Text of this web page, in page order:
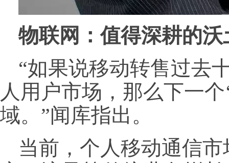
物联网：值得深耕的沃
“如果说移动转售过去
人用户市场，那么下一
域。”闻库指出。
当前，个人移动通信